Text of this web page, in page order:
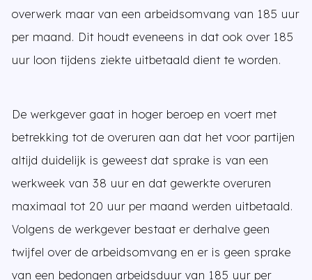
overwerk maar van een arbeidsomvang van 185 uur
per maand. Dit houdt eveneens in dat ook over 185
uur loon tijdens ziekte uitbetaald dient te worden.
De werkgever gaat in hoger beroep en voert met
betrekking tot de overuren aan dat het voor partijen
altijd duidelijk is geweest dat sprake is van een
werkweek van 38 uur en dat gewerkte overuren
maximaal tot 20 uur per maand werden uitbetaald.
Volgens de werkgever bestaat er derhalve geen
twijfel over de arbeidsomvang en er is geen sprake
van een bedongen arbeidsduur van 185 uur per